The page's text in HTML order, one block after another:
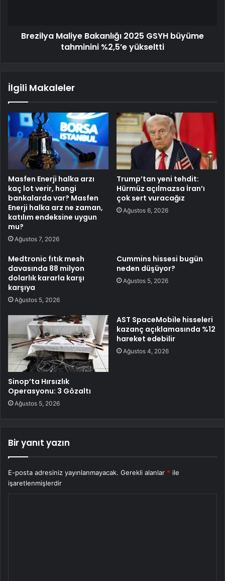
Brezilya Maliye Bakanlığı 2025 GSYH büyüme
tahminini %2,5’e yükseltti
İlgili Makaleler
Masfen Enerji halka arzı
kaç lot verir, hangi
bankalarda var? Masfen
Enerji halka arz ne zaman,
katılım endeksine uygun
mu?
Ağustos 7, 2026
Trump’tan yeni tehdit:
Hürmüz açılmazsa İran’ı
çok sert vuracağız
Ağustos 6, 2026
Medtronic fıtık mesh
davasında 88 milyon
dolarlık kararla karşı
karşıya
Ağustos 5, 2026
Cummins hissesi bugün
neden düşüyor?
Ağustos 5, 2026
Sinop’ta Hırsızlık
Operasyonu: 3 Gözaltı
Ağustos 5, 2026
AST SpaceMobile hisseleri
kazanç açıklamasında %12
hareket edebilir
Ağustos 4, 2026
Bir yanıt yazın
E-posta adresiniz yayınlanmayacak. Gerekli alanlar * ile
işaretlenmişlerdir